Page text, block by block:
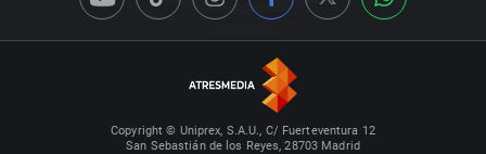
Copyright © Uniprex, S.A.U., C/ Fuerteventura 12
San Sebastián de los Reyes, 28703 Madrid